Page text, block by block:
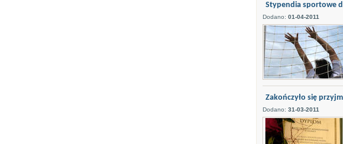
Stypendia sportowe
Dodano: 01-04-2011
Zakończyło się
Dodano: 31-03-2011